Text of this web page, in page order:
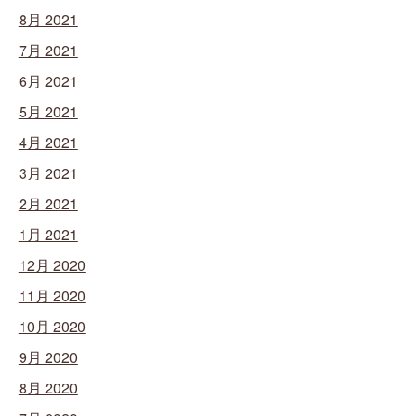
8月 2021
7月 2021
6月 2021
5月 2021
4月 2021
3月 2021
2月 2021
1月 2021
12月 2020
11月 2020
10月 2020
9月 2020
8月 2020